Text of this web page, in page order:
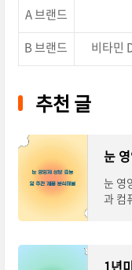
A 브랜드
B 브랜드
비타민
추천 글
눈 영
과 컴